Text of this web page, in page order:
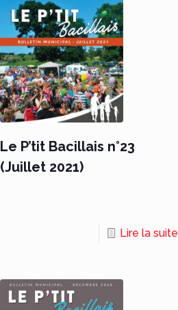
Le P’tit Bacillais n°23
(Juillet 2021)
Lire la suite